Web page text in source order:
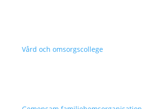
Vård och omsorgscollege